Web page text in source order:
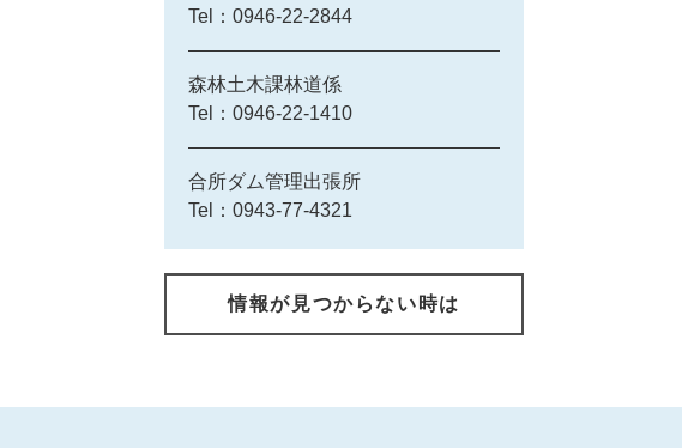
Tel：0946-22-2844
森林土木課林道係
Tel：0946-22-1410
合所ダム管理出張所
Tel：0943-77-4321
情報が見つからない時は